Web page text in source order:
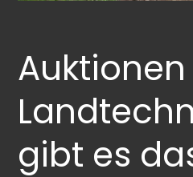
gibt es